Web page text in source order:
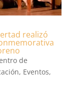
realizó
de
, Eventos,